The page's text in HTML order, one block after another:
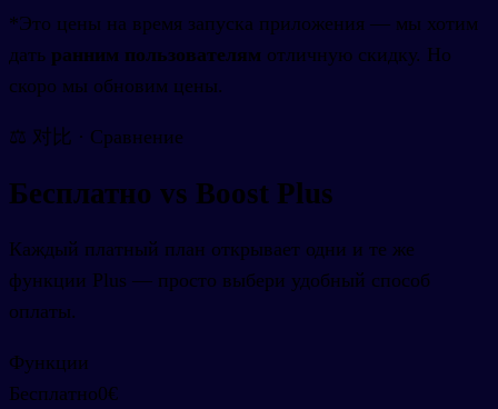
*Это цены на время запуска приложения — мы хотим
дать ранним пользователям отличную скидку. Но
скоро мы обновим цены.
⚖️ 对比 · Сравнение
Бесплатно vs Boost Plus
Каждый платный план открывает одни и те же
функции Plus — просто выбери удобный способ
оплаты.
Функции
Бесплатно0€